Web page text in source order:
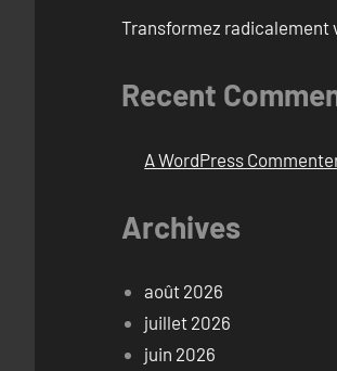
Transformez radicalement
Recent
A WordPress
Archives
août 2026
juillet 2026
juin 2026